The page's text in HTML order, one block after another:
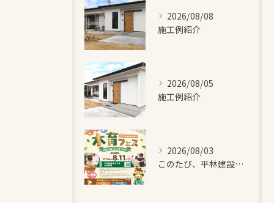
2026/08/08
施工例紹介
2026/08/05
施工例紹介
2026/08/03
このたび、平林建設では、お子さまが木とふれあい・木について学...